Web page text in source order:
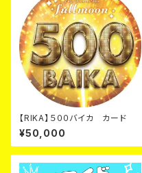
【RIKA】５００バイカ カード
¥50,000